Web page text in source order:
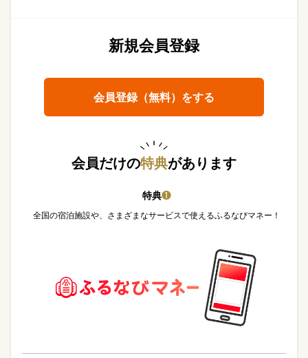
新規会員登録
会員登録（無料）をする
会員だけの特典があります
特典❶
全国の宿泊施設や、さまざまなサービスで使えるふるなびマネー！